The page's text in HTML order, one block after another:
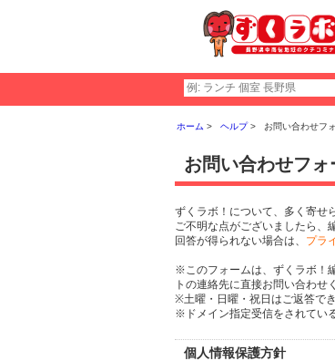
ホーム ヘルプ お問い合わせフ
お問い合わせフ
ずくラボ！について、多く寄せ
ご不明な点がございましたら、
回答が得られない場合は、 プラ
※このフォームは、ずくラボ！
トの連絡先に直接お問い合わせ
※土曜・日曜・祝日はご返答で
※ドメイン指定受信をされてい
個人情報保護方針